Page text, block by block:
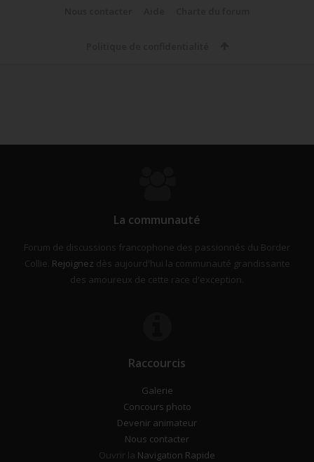
La communauté
Forum de discussions francophone des passionnés du Border
Collie. Rejoignez dès aujourd'hui la communauté grandissante
des amoureux de cette race d'exception.
Raccourcis
Galerie
Concours photo
Devenir animateur
Nous contacter
Ouvrir la Navigation Rapide